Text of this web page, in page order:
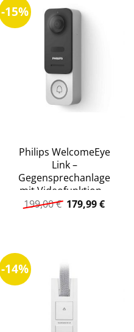
-15%
Philips WelcomeEye
Link –
Gegensprechanlage
mit Videofunktion –
schwarz
199,00€
Preis
179,99€
-14%